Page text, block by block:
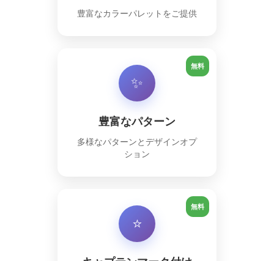
豊富なカラーパレットをご提供
無料
✨
豊富なパターン
多様なパターンとデザインオプ
ション
無料
⭐